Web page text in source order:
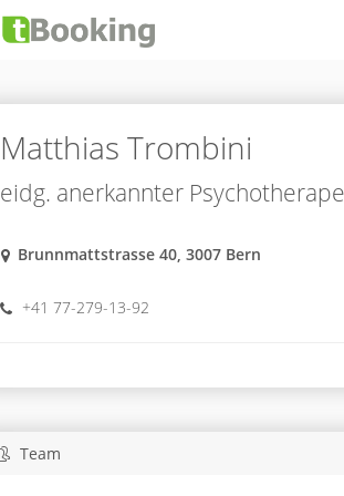
Matthias Trombini
eidg. anerkannter
Brunnmattstrasse 40, 3007 Bern
+41 77-279-13-92
Team